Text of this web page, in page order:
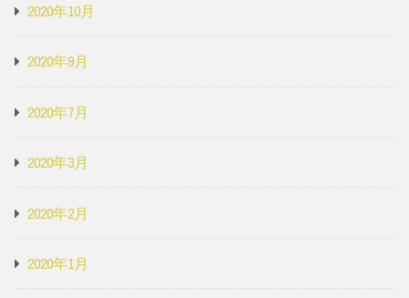
2020年10月
2020年9月
2020年7月
2020年3月
2020年2月
2020年1月